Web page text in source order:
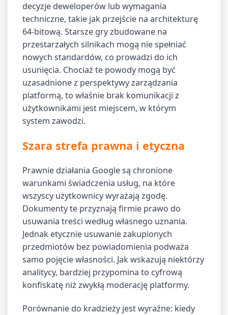
decyzje deweloperów lub wymagania
techniczne, takie jak przejście na architekturę
64-bitową. Starsze gry zbudowane na
przestarzałych silnikach mogą nie spełniać
nowych standardów, co prowadzi do ich
usunięcia. Chociaż te powody mogą być
uzasadnione z perspektywy zarządzania
platformą, to właśnie brak komunikacji z
użytkownikami jest miejscem, w którym
system zawodzi.
Szara strefa prawna i etyczna
Prawnie działania Google są chronione
warunkami świadczenia usług, na które
wszyscy użytkownicy wyrażają zgodę.
Dokumenty te przyznają firmie prawo do
usuwania treści według własnego uznania.
Jednak etycznie usuwanie zakupionych
przedmiotów bez powiadomienia podważa
samo pojęcie własności. Jak wskazują niektórzy
analitycy, bardziej przypomina to cyfrową
konfiskatę niż zwykłą moderację platformy.
Porównanie do kradzieży jest wyraźne: kiedy